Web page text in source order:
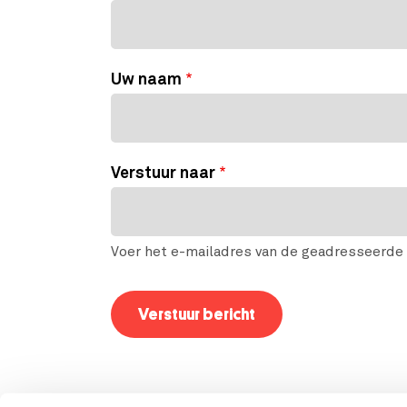
Uw naam
Verstuur naar
Voer het e-mailadres van de geadresseerde